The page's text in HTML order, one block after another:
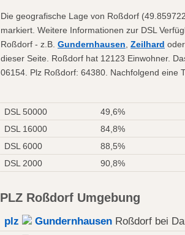
Die geografische Lage von Roßdorf
markiert. Weitere Informationen zur DSL
Roßdorf - z.B. Gundernhausen Zeilhard oder
dieser Seite. Roßdorf hat 12123 Einwohner.
06154. Plz Roßdorf: 64380. Nachfolgend eine
DSL 50000
49,6%
DSL 16000
84,8%
DSL 6000
88,5%
DSL 2000
90,8%
PLZ Roßdorf Umgebung
plz Gundernhausen Roßdorf bei